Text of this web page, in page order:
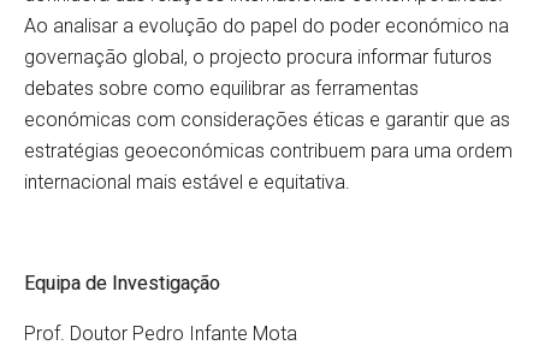
Ao analisar a evolução do papel do poder económico na
governação global, o projecto procura informar futuros
debates sobre como equilibrar as ferramentas
económicas com considerações éticas e garantir que as
estratégias geoeconómicas contribuem para uma ordem
internacional mais estável e equitativa.
Equipa de Investigação
Prof. Doutor Pedro Infante Mota